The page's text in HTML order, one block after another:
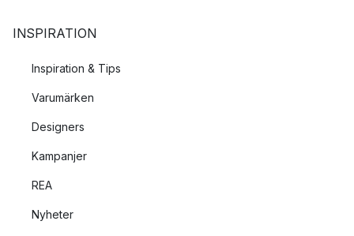
INSPIRATION
Inspiration & Tips
Varumärken
Designers
Kampanjer
REA
Nyheter